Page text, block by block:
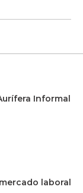
Informal
laboral